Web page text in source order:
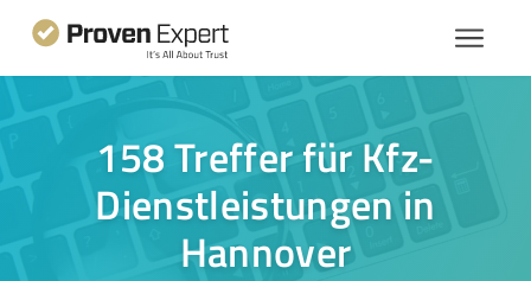
158 Treffer für Kfz-
Dienstleistungen in
Hannover